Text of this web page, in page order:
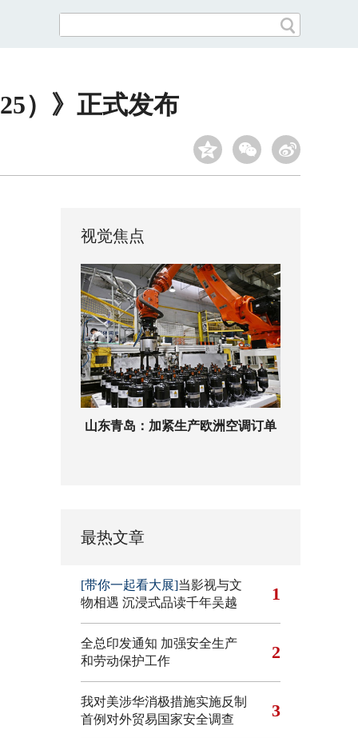
）》正式发布
视觉焦点
山东青岛：加紧生产欧洲空调订单
最热文章
[带你一起看大展]当影视与文
物相遇 沉浸式品读千年吴越
1
全总印发通知 加强安全生产
和劳动保护工作
2
我对美涉华消极措施实施反制
首例对外贸易国家安全调查
3